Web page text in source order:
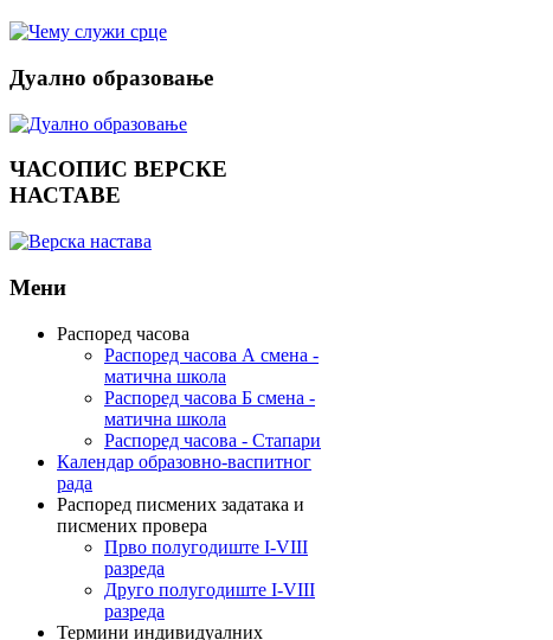
Дуално образовање
ЧАСОПИС ВЕРСКЕ
НАСТАВЕ
Мени
Распоред часова
Распоред часова А смена -
матична школа
Распоред часова Б смена -
матична школа
Распоред часова - Стапари
Календар образовно-васпитног
рада
Распоред писмених задатака и
писмених провера
Прво полугодиште I-VIII
разреда
Друго полугодиште I-VIII
разреда
Термини индивидуалних